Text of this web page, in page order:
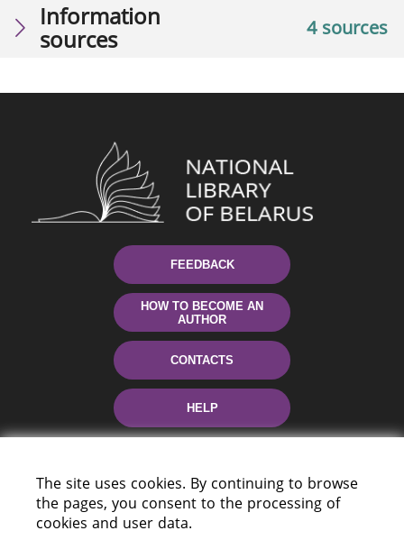
4 sources
Information
sources
FEEDBACK
HOW TO BECOME AN
AUTHOR
CONTACTS
HELP
The site uses cookies. By continuing to browse
the pages, you consent to the processing of
cookies and user data.